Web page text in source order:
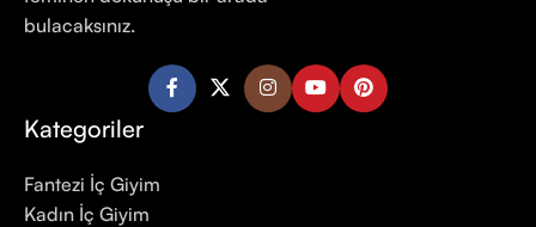
bulacaksınız.
Kategoriler
Fantezi İç Giyim
Kadın İç Giyim